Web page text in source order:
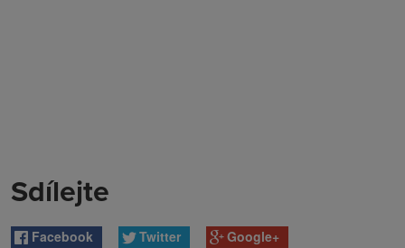
Sdílejte
Facebook Twitter Google+